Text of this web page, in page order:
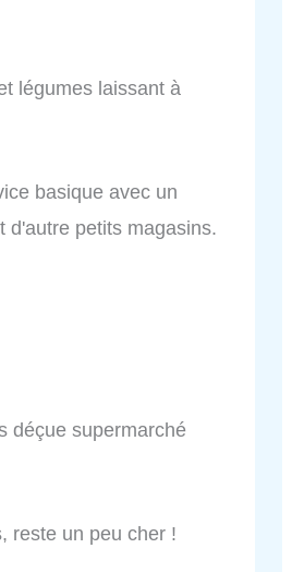
légumes laissant à
basique avec un
d'autre petits magasins.
déçue supermarché
reste un peu cher !